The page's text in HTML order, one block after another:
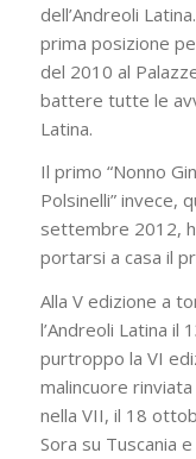
dell’Andreoli
prima posizione
del 2010 al
battere tutte le
Latina.
Il primo “Nonno
Polsinelli” invece,
settembre 2012,
portarsi a casa il
Alla V edizione a
l’Andreoli Latina
purtroppo la VI
malincuore
nella VII, il 18
Sora su Tuscania